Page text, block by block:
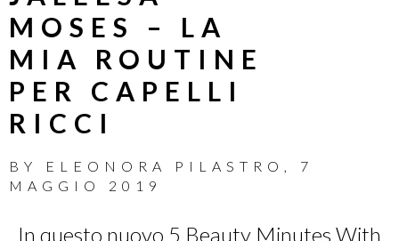
MOSES – LA
MIA ROUTINE
PER CAPELLI
RICCI
BY ELEONORA PILASTRO
7
MAGGIO 2019
In questo nuovo 5 Beauty Minutes With